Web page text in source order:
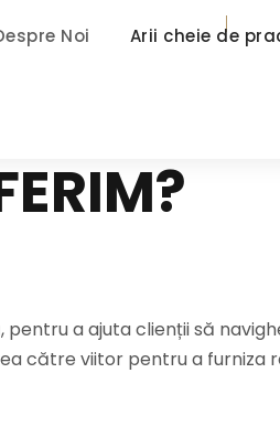
Noi Arii cheie de
a ajuta clienții să
către viitor pentru a furniza